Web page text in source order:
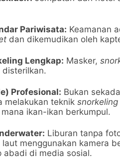
Pariwisata: Keamanan
dan dikemudikan oleh
Lengkap: Masker,
Profesional: Bukan
melakukan teknik snorkeling
ikan-ikan berkumpul.
Liburan tanpa
menggunakan kamera
abadi di media sosial.